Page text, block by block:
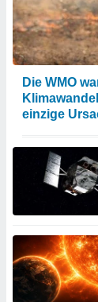
Die WMO
einzige